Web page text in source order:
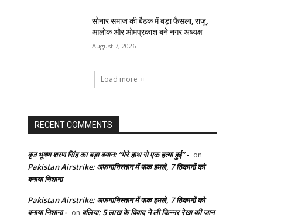
सोनार समाज की बैठक में बड़ा फैसला, राजू,
आलोक और ओमप्रकाश बने नगर अध्यक्ष
August 7, 2026
Load more
RECENT COMMENTS
बृज भूषण शरण सिंह का बड़ा बयान: “मेरे हाथ से एक हत्या हुई” - on
Pakistan Airstrike: अफगानिस्तान में पाक हमले, 7 ठिकानों को
बनाया निशाना
Pakistan Airstrike: अफगानिस्तान में पाक हमले, 7 ठिकानों को
बनाया निशाना - on बलिया: 5 लाख के विवाद ने ली किन्नर रेखा की जान